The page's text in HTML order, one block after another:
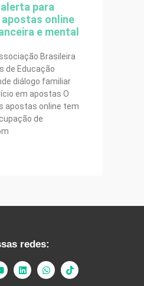
para
online
e mental
Brasileira
de Educação
diálogo familiar
em apostas O
apostas online tem
de
redes: